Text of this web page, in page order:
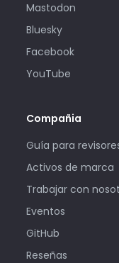
Mastodon
Bluesky
Facebook
YouTube
Compañia
Guía para
Activos de marca
Trabajar con
Eventos
GitHub
Reseñas